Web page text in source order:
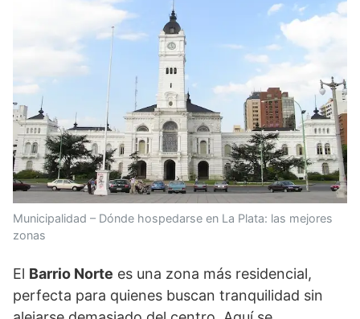
Municipalidad – Dónde hospedarse en La Plata: las mejores
zonas
El Barrio Norte es una zona más residencial,
perfecta para quienes buscan tranquilidad sin